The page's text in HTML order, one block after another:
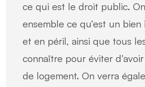
ce qui est le droit public.
ensemble ce qu’est un bien
et en péril, ainsi que tous
connaître pour éviter
de logement. On verra